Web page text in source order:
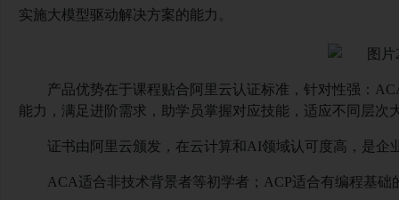
实施大模型驱动解决方案的能力。
产品优势在于课程贴合阿里云认证标准，针对性强：
能力，满足进阶需求，助学员掌握对应技能，适应不同层次
证书由阿里云颁发，在云计算和 AI领域认可度高，是企
ACA适合非技术背景者等初学者；ACP适合有编程基